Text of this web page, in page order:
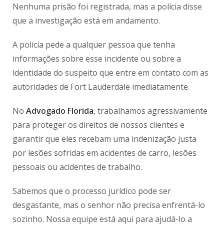
Nenhuma prisão foi registrada, mas a polícia disse
que a investigação está em andamento.
A polícia pede a qualquer pessoa que tenha
informações sobre esse incidente ou sobre a
identidade do suspeito que entre em contato com as
autoridades de Fort Lauderdale imediatamente.
No Advogado Florida, trabalhamos agressivamente
para proteger os direitos de nossos clientes e
garantir que eles recebam uma indenização justa
por lesões sofridas em acidentes de carro, lesões
pessoais ou acidentes de trabalho.
Sabemos que o processo jurídico pode ser
desgastante, mas o senhor não precisa enfrentá-lo
sozinho. Nossa equipe está aqui para ajudá-lo a